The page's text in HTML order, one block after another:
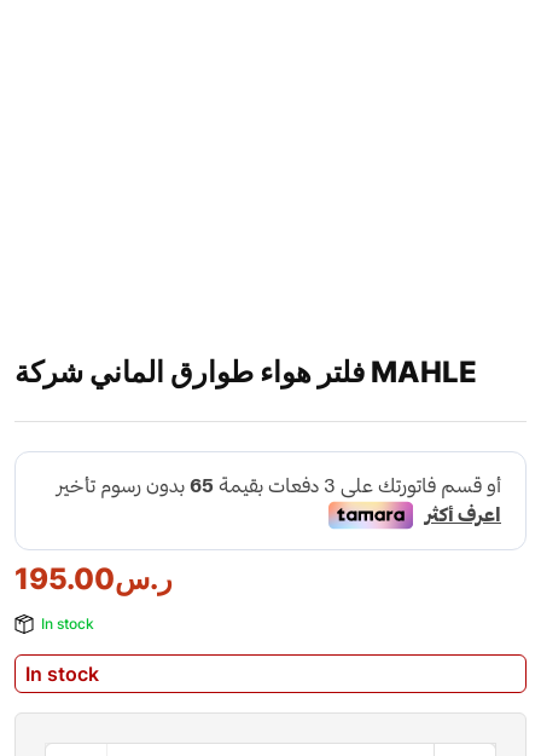
فلتر هواء طوارق الماني شركة MAHLE
ر.س195.00
In stock
In stock